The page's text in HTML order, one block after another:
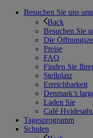
Besuchen Sie uns
Back
Besuchen Sie
Die
Preise
FAQ
Finden Sie
Stellplatz
Erreichbarkeit
Denmark’s
Laden Sie
Café
Tagesprogramm
Schulen